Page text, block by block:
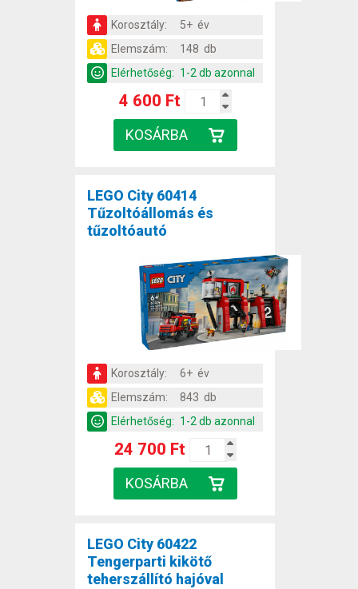
Korosztály:
5+ év
Elemszám:
148 db
Elérhetőség: 1-2 db azonnal
4 600 Ft
LEGO City 60414
Tűzoltóállomás és
tűzoltóautó
Korosztály:
6+ év
Elemszám:
843 db
Elérhetőség: 1-2 db azonnal
24 700 Ft
LEGO City 60422
Tengerparti kikötő
teherszállító hajóval